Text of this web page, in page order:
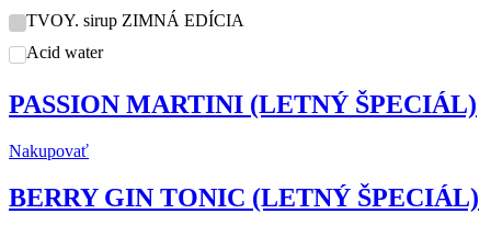
TVOY. sirup ZIMNÁ EDÍCIA
Acid water
PASSION MARTINI (LETNÝ ŠPECIÁL)
Nakupovať
BERRY GIN TONIC (LETNÝ ŠPECIÁL)